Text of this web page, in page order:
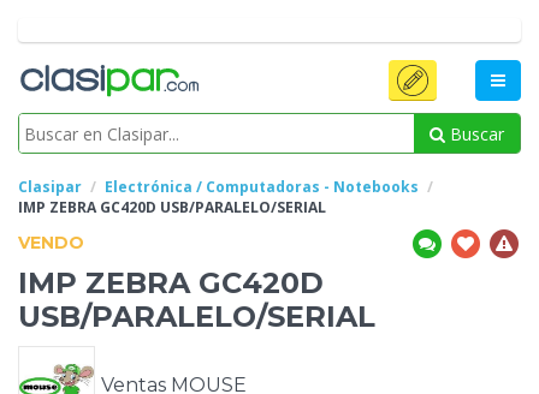
Buscar
Clasipar
Electrónica / Computadoras - Notebooks
IMP ZEBRA GC420D USB/PARALELO/SERIAL
VENDO
IMP ZEBRA GC420D
USB/PARALELO/SERIAL
Ventas MOUSE